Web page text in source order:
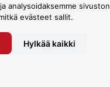
analysoidaksemme sivuston
evästeet sallit.
Hylkää kaikki